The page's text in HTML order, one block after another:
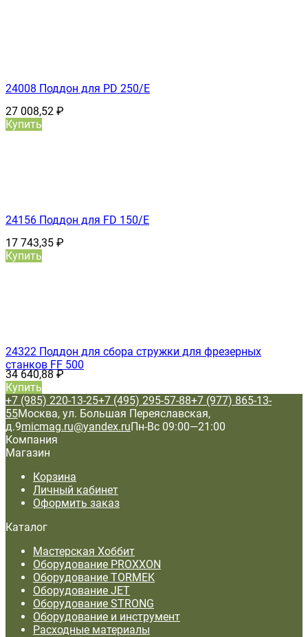
24008 Поддон для PD 250/E
27 008,52 ₽
Купить
24156 Поддон для FD 150/E
17 743,35 ₽
Купить
24322 Поддон для сбора стружки для фрезерных
станков FF 500
34 640,88₽
Купить
+7 (985) 220-13-25+7 (495) 295-57-88+7 (977) 865-13-
55Москва, ул. Большая Переяславская,
д.9micmag.ru@yandex.ruПн-Вс 09:00—21:00
Компания
Магазин
Корзина
Личный кабинет
Оформить заказ
Каталог
Мастерская Хоббит
Оборудование PROXXON
Оборудование TORMEK
Оборудование JET
Оборудование STRONG
Оборудование и инструмент
Расходные материалы